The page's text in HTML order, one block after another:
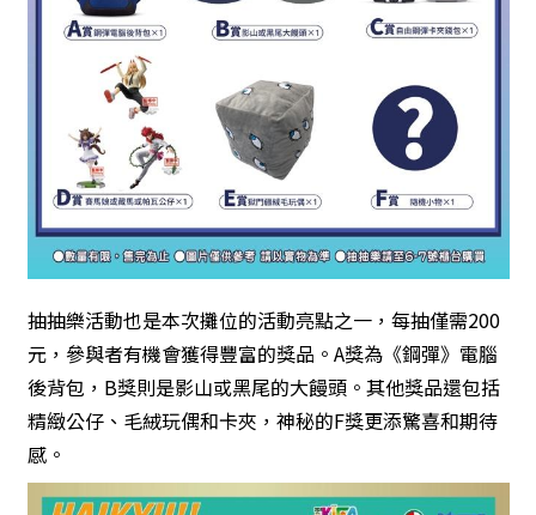
抽抽樂活動也是本次攤位的活動亮點之一，每抽僅需200
元，參與者有機會獲得豐富的獎品。A獎為《鋼彈》電腦
後背包，B獎則是影山或黑尾的大饅頭。其他獎品還包括
精緻公仔、毛絨玩偶和卡夾，神秘的F獎更添驚喜和期待
感。